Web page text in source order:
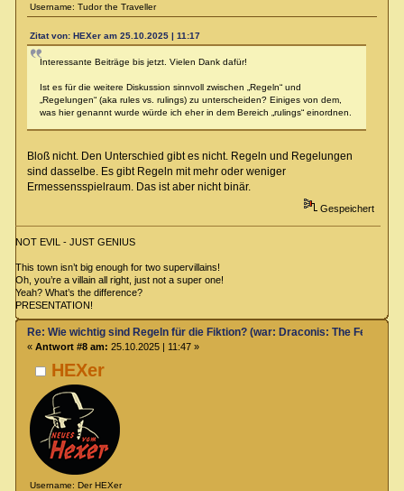
Username: Tudor the Traveller
Zitat von: HEXer am 25.10.2025 | 11:17
Interessante Beiträge bis jetzt. Vielen Dank dafür!
Ist es für die weitere Diskussion sinnvoll zwischen „Regeln“ und
„Regelungen“ (aka rules vs. rulings) zu unterscheiden? Einiges von dem,
was hier genannt wurde würde ich eher in dem Bereich „rulings“ einordnen.
Bloß nicht. Den Unterschied gibt es nicht. Regeln und Regelungen
sind dasselbe. Es gibt Regeln mit mehr oder weniger
Ermessensspielraum. Das ist aber nicht binär.
Gespeichert
NOT EVIL - JUST GENIUS
This town isn’t big enough for two supervillains!
Oh, you’re a villain all right, just not a super one!
Yeah? What’s the difference?
PRESENTATION!
HEXer
Username: Der HEXer
Re: Wie wichtig sind Regeln für die Fiktion? (war: Draconis: The Feel-
« Antwort #8 am: 25.10.2025 | 11:47 »